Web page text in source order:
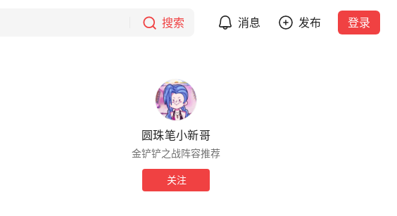
搜索 消息 发布 登录
圆珠笔小新哥
金铲铲之战阵容推荐
关注